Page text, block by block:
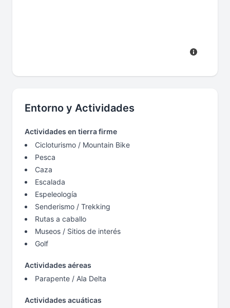
Entorno y Actividades
Actividades en tierra firme
Cicloturismo / Mountain Bike
Pesca
Caza
Escalada
Espeleología
Senderismo / Trekking
Rutas a caballo
Museos / Sitios de interés
Golf
Actividades aéreas
Parapente / Ala Delta
Actividades acuáticas